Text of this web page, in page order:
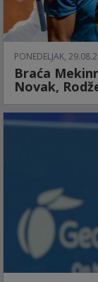
PONEDELJAK,
Braća
Novak,